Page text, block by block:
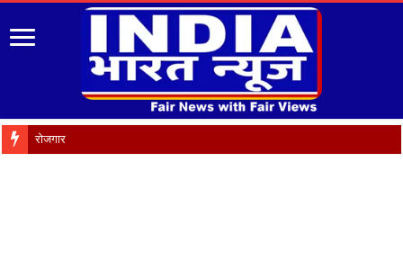
रोजगार को मौलिक अधिकार बनाए जा